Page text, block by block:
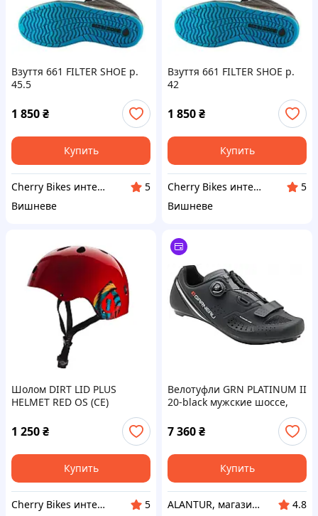
Взуття 661 FILTER SHOE р.
45.5
1 850₴
Купить
Cherry Bikes интернет-магазин
5
Вишневе
Взуття 661 FILTER SHOE р.
42
1 850₴
Купить
Cherry Bikes интернет-магазин
5
Вишневе
Шолом DIRT LID PLUS
HELMET RED OS (CE)
1 250₴
Купить
Cherry Bikes интернет-магазин
5
Велотуфли GRN PLATINUM II
20-black мужские шоссе,
7 360₴
Купить
ALANTUR, магазин туристичного спорядження та велосипедів
4.8